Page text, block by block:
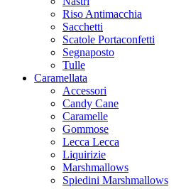
Riso Antimacchia
Sacchetti
Scatole Portaconfetti
Segnaposto
Tulle
Caramellata
Accessori
Candy Cane
Caramelle
Gommose
Lecca Lecca
Liquirizie
Marshmallows
Spiedini Marshmallows